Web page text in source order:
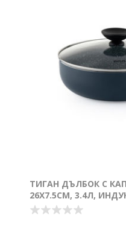
ТИГАН ДЪЛБОК С
26Х7.5СМ, 3.4Л,